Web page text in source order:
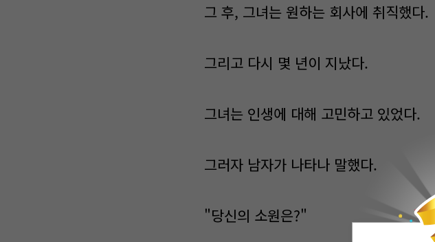
그 후, 그녀는 원하는 회사에 취직했다.
그리고 다시 몇 년이 지났다.
그녀는 인생에 대해 고민하고 있었다.
그러자 남자가 나타나 말했다.
"당신의 소원은?"